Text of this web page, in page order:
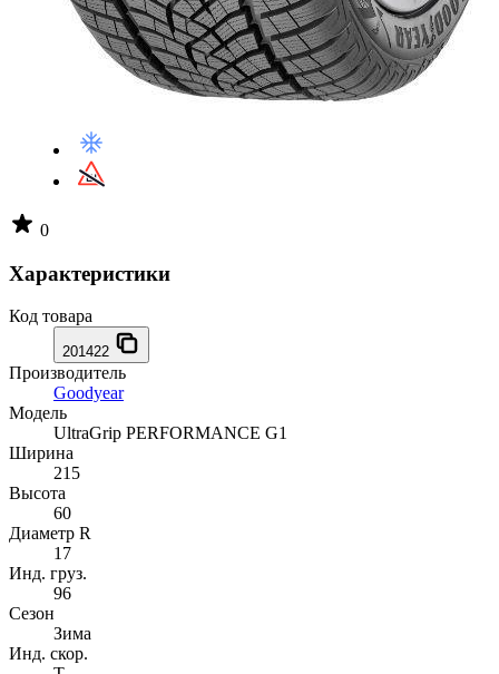
0
Характеристики
Код товара
201422
Производитель
Goodyear
Модель
UltraGrip PERFORMANCE G1
Ширина
215
Высота
60
Диаметр R
17
Инд. груз.
96
Сезон
Зима
Инд. скор.